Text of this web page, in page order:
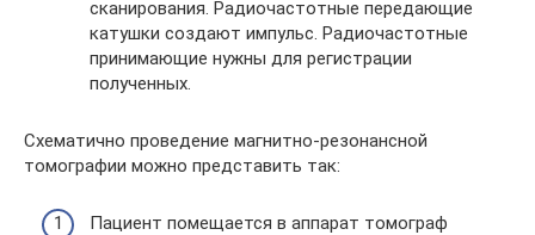
сканирования. Радиочастотные передающие
катушки создают импульс. Радиочастотные
принимающие нужны для регистрации
полученных.
Схематично проведение магнитно-резонансной
томографии можно представить так:
Пациент помещается в аппарат томограф